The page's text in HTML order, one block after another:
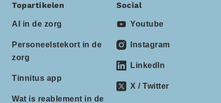
Topartikelen
AI in de zorg
Personeelstekort in de
zorg
Tinnitus app
Wat is reablement in de
Social
Youtube
Instagram
LinkedIn
X / Twitter